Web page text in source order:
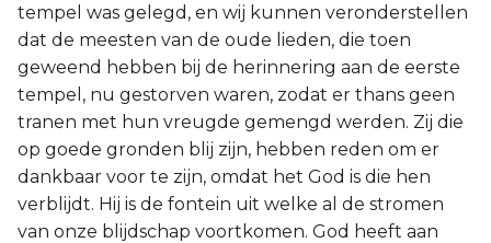
tempel was gelegd, en wij kunnen veronderstellen
dat de meesten van de oude lieden, die toen
geweend hebben bij de herinnering aan de eerste
tempel, nu gestorven waren, zodat er thans geen
tranen met hun vreugde gemengd werden. Zij die
op goede gronden blij zijn, hebben reden om er
dankbaar voor te zijn, omdat het God is die hen
verblijdt. Hij is de fontein uit welke al de stromen
van onze blijdschap voortkomen. God heeft aan